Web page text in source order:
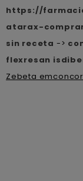
https://
atarax-
sin receta ->
flexresan
Zebeta